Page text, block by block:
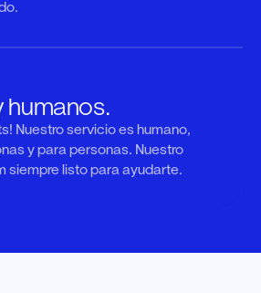
humanos.
Nuestro servicio es humano,
y para personas. Nuestro
siempre listo para ayudarte.